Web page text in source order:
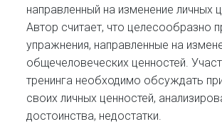
направленный на изменение личных
Автор считает, что целесообразно
упражнения, направленные на
общечеловеческих ценностей.
тренинга необходимо обсуждать
своих личных ценностей,
достоинства, недостатки.